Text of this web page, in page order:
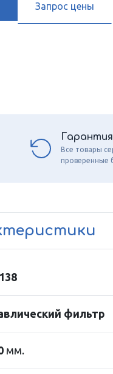
Запрос цены
Гарантия
Все товары
проверенные
фильтр
мм.